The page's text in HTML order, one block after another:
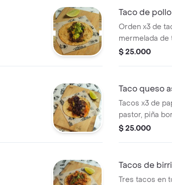
Taco de pollo
Orden x3 de
mermelada
yucateco y
$ 25.000
Taco queso
Tacos x3 de
pastor, piña
guacamole.
$ 25.000
Tacos de
Tres tacos en